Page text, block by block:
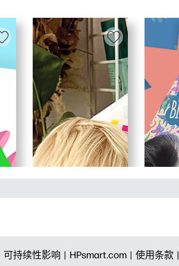
可持续性影响 | HPsmart.com | 使用条款 |